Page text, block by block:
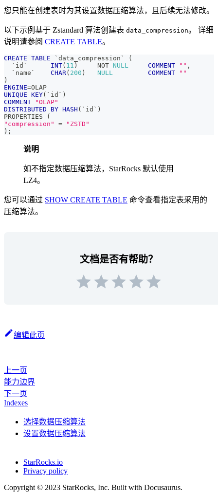
您只能在创建表时为其设置数据压缩算法，且后续无法修改。
以下示例基于 Zstandard 算法创建表 data_compression。 详细
说明请参阅 CREATE TABLE。
CREATE TABLE ` data_compression `
(
` id ` INT( 11 ) NOT NULL COMMENT "" ,
` name ` CHAR( 200 ) NULL COMMENT
""
)
ENGINE=OLAP
UNIQUE KEY( ` id ` )
COMMENT
"OLAP"
DISTRIBUTED
BY HASH ( ` id ` )
PROPERTIES
(
"compression"
=
"ZSTD"
) ;
说明
如不指定数据压缩算法，StarRocks 默认使用
LZ4。
您可以通过 SHOW CREATE TABLE 命令查看指定表采用的
压缩算法。
文档是否有帮助？
编辑此页
上一页
能力边界
下一页
Indexes
选择数据压缩算法
设置数据压缩算法
StarRocks.io
Privacy policy
Copyright © 2023 StarRocks, Inc. Built with Docusaurus.